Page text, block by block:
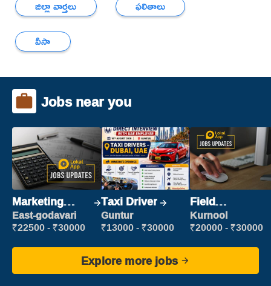
జిల్లా వార్తలు
ఫలితాలు
వీసా
Jobs near you
Marketing
Executive
East-godavari
₹22500 - ₹30000
Taxi Driver
Guntur
₹13000 - ₹30000
Field
Marketing
Executive
Kurnool
₹20000 - ₹30000
Explore more jobs